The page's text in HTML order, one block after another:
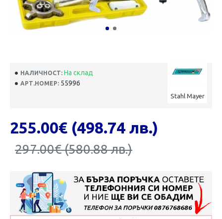
НАЛИЧНОСТ: На склад
АРТ.НОМЕР: 55996
Stahl Mayer
297.00€ (580.88 лв.)
255.00€ (498.74 лв.)